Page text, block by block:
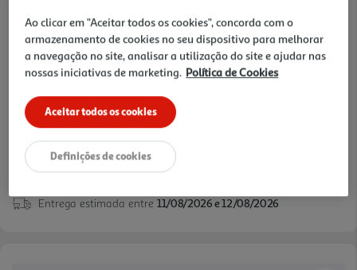
9,29 €
+10% DESC. IMEDIATO PET CLUB
Pet Club em artigos de marcas especialistas da categoria
O Meu Pet.
Disponibilidade na loja: Auchan Amadora
Entrega estimada entre 11/08/2026 e 12/08/2026
Ao clicar em "Aceitar todos os cookies", concorda com o
armazenamento de cookies no seu dispositivo para melhorar
a navegação no site, analisar a utilização do site e ajudar nas
nossas iniciativas de marketing. Política de Cookies
Aceitar todos os cookies
Definições de cookies